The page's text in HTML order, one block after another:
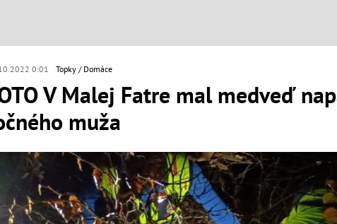
0:01 Topky Domáce
V Malej Fatre mal medveď
muža